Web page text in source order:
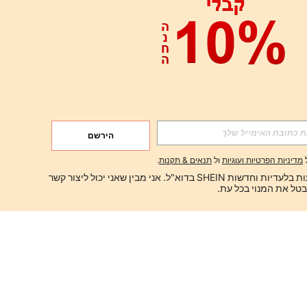
הירשם
מדיניות הפרטיות ועוגיות ול תנאים & תקנות.
ברצוני לקבל הצעות בלעדיות וחדשות SHEIN בדוא"ל. אני מבין שאני יכול ליצור קשר